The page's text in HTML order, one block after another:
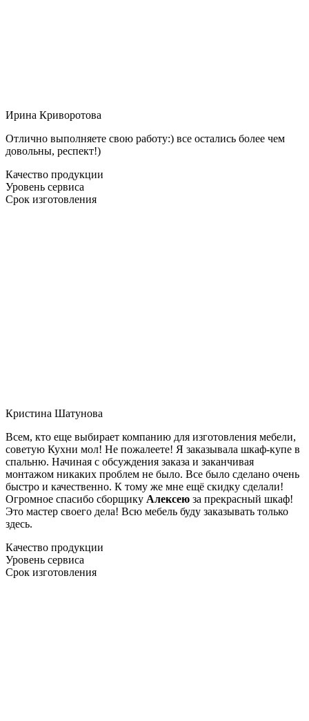
Ирина Криворотова
Отлично выполняете свою работу:) все остались более чем
довольны, респект!)
Качество продукции
Уровень сервиса
Срок изготовления
Кристина Шатунова
Всем, кто еще выбирает компанию для изготовления мебели,
советую Кухни мол! Не пожалеете! Я заказывала шкаф-купе в
спальню. Начиная с обсуждения заказа и заканчивая
монтажом никаких проблем не было. Все было сделано очень
быстро и качественно. К тому же мне ещё скидку сделали!
Огромное спасибо сборщику Алексею за прекрасный шкаф!
Это мастер своего дела! Всю мебель буду заказывать только
здесь.
Качество продукции
Уровень сервиса
Срок изготовления